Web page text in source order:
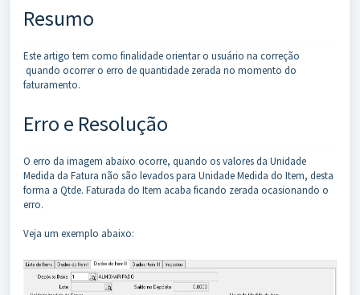
Resumo
Este artigo tem como finalidade orientar o usuário na correção
quando ocorrer o erro de quantidade zerada no momento do
faturamento.
Erro e Resolução
O erro da imagem abaixo ocorre, quando os valores da Unidade
Medida da Fatura não são levados para Unidade Medida do Item, desta
forma a Qtde. Faturada do Item acaba ficando zerada ocasionando o
erro.
Veja um exemplo abaixo: